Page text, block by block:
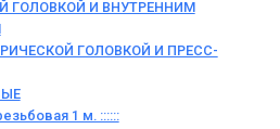
ГОЛОВКОЙ И ВНУТРЕННИМ
ГОЛОВКОЙ И ПРЕСС-
1 м. ::::::